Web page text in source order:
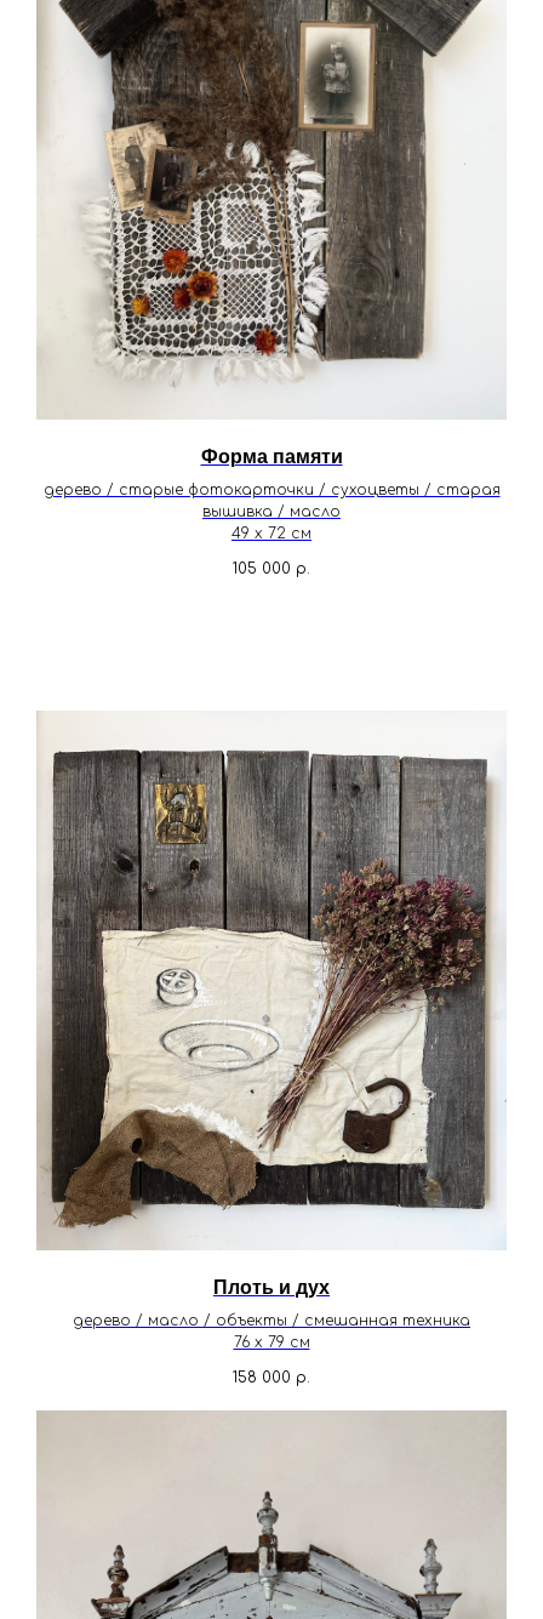
Форма памяти
дерево / старые фотокарточки / сухоцветы / старая
вышивка / масло
49 х 72 см
105 000 р.
Плоть и дух
дерево / масло / объекты / смешанная техника
76 х 79 см
158 000 р.